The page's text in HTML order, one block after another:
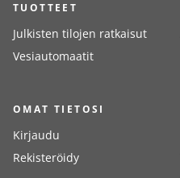
TUOTTEET
Julkisten tilojen ratkaisut
Vesiautomaatit
OMAT TIETOSI
Kirjaudu
Rekisteröidy